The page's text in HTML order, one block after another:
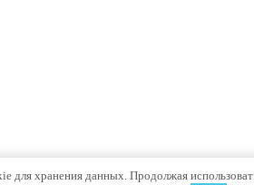
для хранения данных. Продолжая